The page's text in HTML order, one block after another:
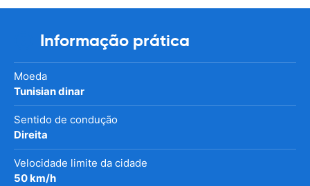
Informação prática
Moeda
Tunisian dinar
Sentido de condução
Direita
Velocidade limite da cidade
50 km/h